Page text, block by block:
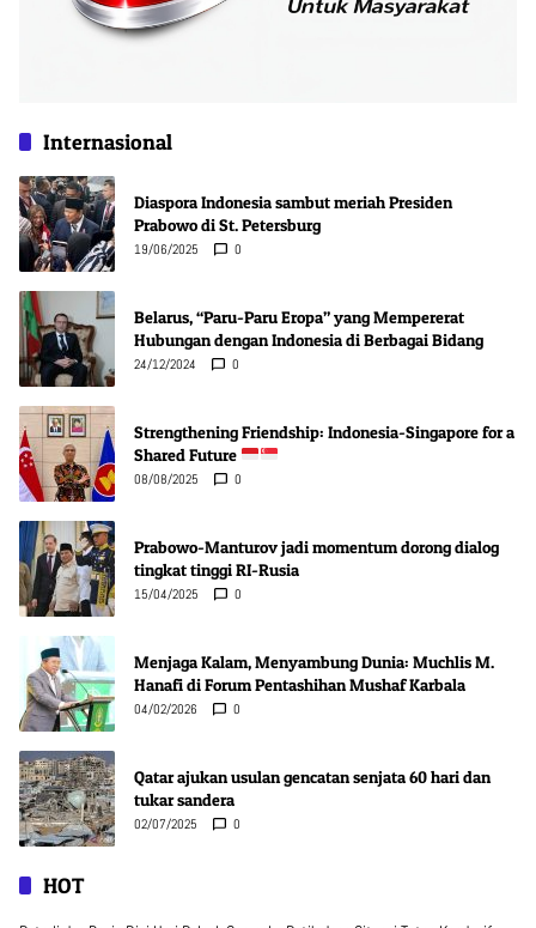
Internasional
Diaspora Indonesia sambut meriah Presiden
Prabowo di St. Petersburg
19/06/2025 0
Belarus, “Paru-Paru Eropa” yang Mempererat
Hubungan dengan Indonesia di Berbagai Bidang
24/12/2024 0
Strengthening Friendship: Indonesia-Singapore for a
Shared Future
08/08/2025 0
Prabowo-Manturov jadi momentum dorong dialog
tingkat tinggi RI-Rusia
15/04/2025 0
Menjaga Kalam, Menyambung Dunia: Muchlis M.
Hanafi di Forum Pentashihan Mushaf Karbala
04/02/2026 0
Qatar ajukan usulan gencatan senjata 60 hari dan
tukar sandera
02/07/2025 0
HOT